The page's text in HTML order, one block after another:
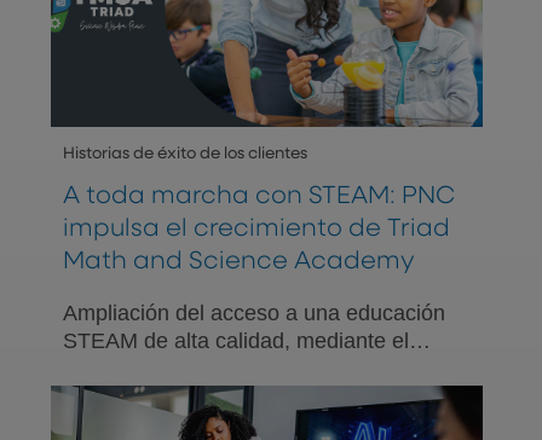
Historias de éxito de los clientes
A toda marcha con STEAM: PNC
impulsa el crecimiento de Triad
Math and Science Academy
Ampliación del acceso a una educación
STEAM de alta calidad, mediante el
financiera de confianza.